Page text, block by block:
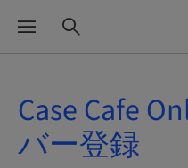
Case Cafe
バー登録